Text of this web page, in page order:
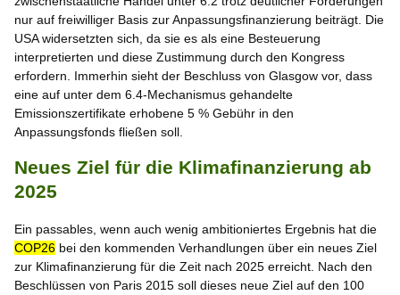
nur auf freiwilliger Basis zur Anpassungsfinanzierung beiträgt. Die
USA widersetzten sich, da sie es als eine Besteuerung
interpretierten und diese Zustimmung durch den Kongress
erfordern. Immerhin sieht der Beschluss von Glasgow vor, dass
eine auf unter dem 6.4-Mechanismus gehandelte
Emissionszertifikate erhobene 5 % Gebühr in den
Anpassungsfonds fließen soll.
Neues Ziel für die Klimafinanzierung ab
2025
Ein passables, wenn auch wenig ambitioniertes Ergebnis hat die
COP26 bei den kommenden Verhandlungen über ein neues Ziel
zur Klimafinanzierung für die Zeit nach 2025 erreicht. Nach den
Beschlüssen von Paris 2015 soll dieses neue Ziel auf den 100